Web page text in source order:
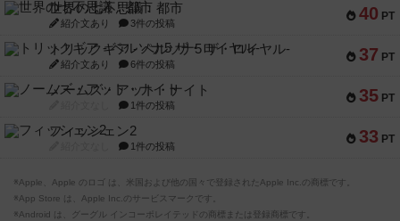
40 PT
世界の七不思議：都市
紹介文あり 3件の投稿
37 PT
トリックギア - ペルソナ5 ザ・ロイヤル-
紹介文あり 6件の投稿
35 PT
ノームズ・アット・ナイト
1件の投稿
33 PT
フィッシェン2
1件の投稿
※Apple、Apple のロゴ は、米国および他の国々で登録されたApple Inc.の商標です。
※App Store は、Apple Inc.のサービスマークです。
※Android は、グーグル インコーポレイテッドの商標または登録商標です。